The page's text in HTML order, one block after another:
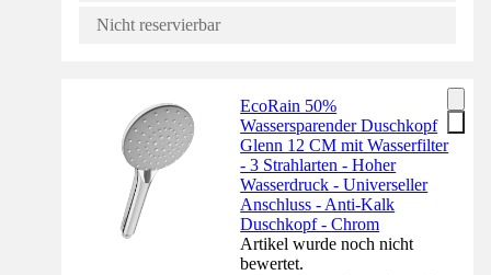
Nicht reservierbar
EcoRain 50%
Wassersparender Duschkopf
Glenn 12 CM mit Wasserfilter
- 3 Strahlarten - Hoher
Wasserdruck - Universeller
Anschluss - Anti-Kalk
Duschkopf - Chrom
Artikel wurde noch nicht
bewertet.